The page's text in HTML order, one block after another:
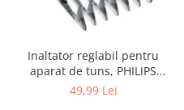
Inaltator reglabil pentru
aparat de tuns, PHILIPS
422203633281, 3-15 mm,
49,99 Lei